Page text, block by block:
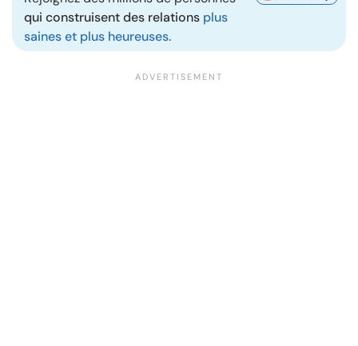
qui construisent des relations plus
saines et plus heureuses.